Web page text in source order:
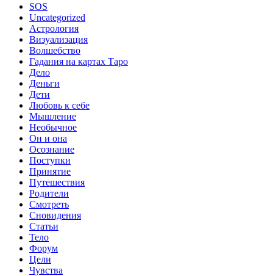
SOS
Uncategorized
Астрология
Визуализация
Волшебство
Гадания на картах Таро
Дело
Деньги
Дети
Любовь к себе
Мышление
Необычное
Он и она
Осознание
Поступки
Принятие
Путешествия
Родители
Смотреть
Сновидения
Статьи
Тело
Форум
Цели
Чувства